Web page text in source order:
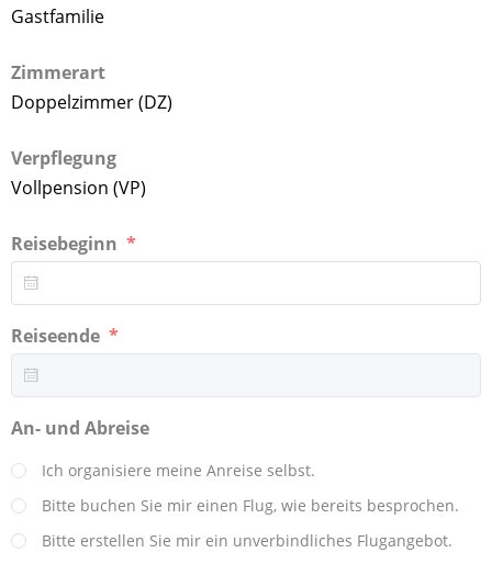
Gastfamilie
Zimmerart
Doppelzimmer (DZ)
Verpflegung
Vollpension (VP)
Reisebeginn
Reiseende
An- und Abreise
Ich organisiere meine Anreise selbst.
Bitte buchen Sie mir einen Flug, wie bereits besprochen.
Bitte erstellen Sie mir ein unverbindliches Flugangebot.